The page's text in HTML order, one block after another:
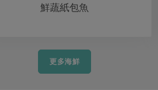
鮮蔬紙包魚
更多海鮮